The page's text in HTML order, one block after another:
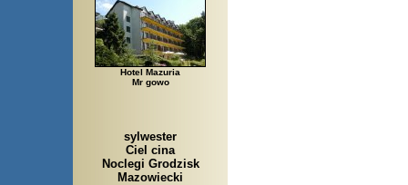
Hotel Mazuria
Mr gowo
sylwester
Ciel cina
Noclegi Grodzisk
Mazowiecki